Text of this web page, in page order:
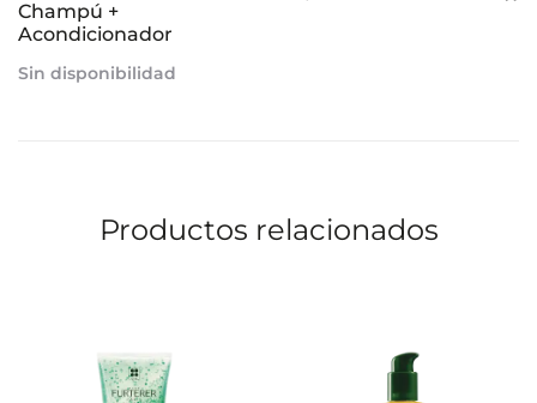
Champú +
Acondicionador
Sin disponibilidad
Productos relacionados